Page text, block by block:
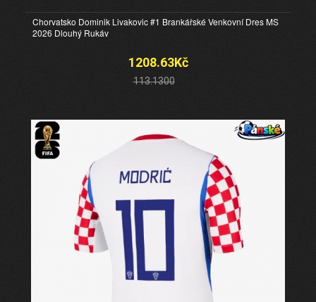
Chorvatsko Dominik Livakovic #1 Brankářské Venkovní Dres MS
2026 Dlouhý Rukáv
1208.63Kč
113.1300